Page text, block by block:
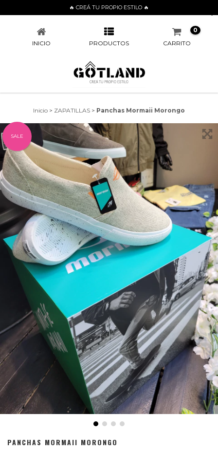
🔥 CREÁ TU PROPIO ESTILO 🔥
PANCHAS MORMAII MORONGO
INICIO PRODUCTOS CARRITO
0
Inicio > ZAPATILLAS > Panchas Mormaii Morongo
SALE
PANCHAS MORMAII MORONGO